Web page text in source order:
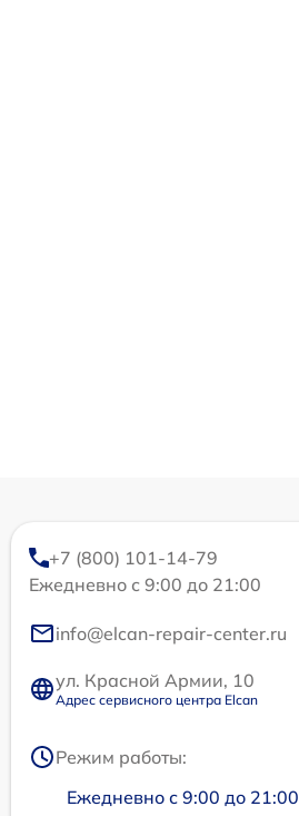
+7 (800) 101-14-79
Ежедневно с 9:00 до 21:00
info@elcan-repair-center.ru
ул. Красной Армии, 10
Адрес сервисного центра Elcan
Режим работы:
Ежедневно с 9:00 до 21:00